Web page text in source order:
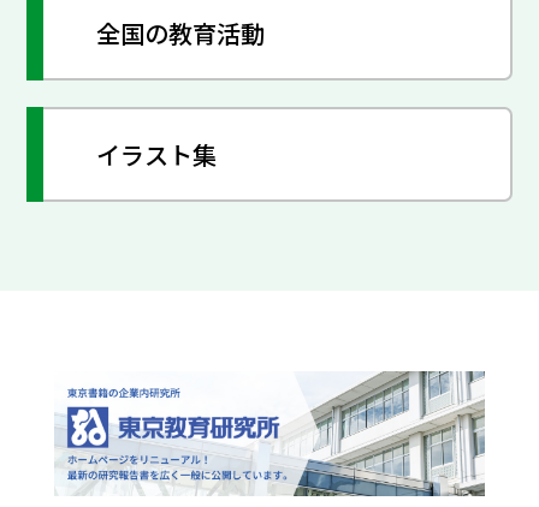
全国の教育活動
イラスト集